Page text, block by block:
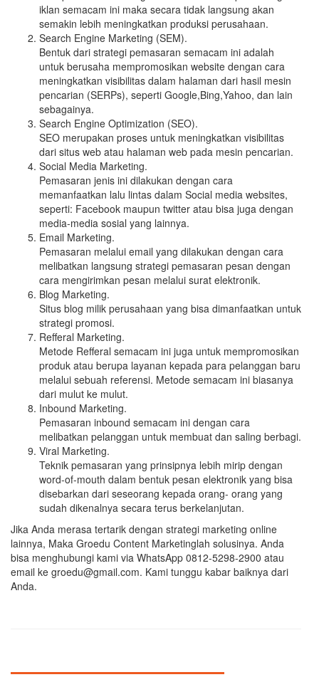
iklan semacam ini maka secara tidak langsung akan
semakin lebih meningkatkan produksi perusahaan.
Search Engine Marketing (SEM).
Bentuk dari strategi pemasaran semacam ini adalah
untuk berusaha mempromosikan website dengan cara
meningkatkan visibilitas dalam halaman dari hasil mesin
pencarian (SERPs), seperti Google,Bing,Yahoo, dan lain
sebagainya.
Search Engine Optimization (SEO).
SEO merupakan proses untuk meningkatkan visibilitas
dari situs web atau halaman web pada mesin pencarian.
Social Media Marketing.
Pemasaran jenis ini dilakukan dengan cara
memanfaatkan lalu lintas dalam Social media websites,
seperti: Facebook maupun twitter atau bisa juga dengan
media-media sosial yang lainnya.
Email Marketing.
Pemasaran melalui email yang dilakukan dengan cara
melibatkan langsung strategi pemasaran pesan dengan
cara mengirimkan pesan melalui surat elektronik.
Blog Marketing.
Situs blog milik perusahaan yang bisa dimanfaatkan untuk
strategi promosi.
Refferal Marketing.
Metode Refferal semacam ini juga untuk mempromosikan
produk atau berupa layanan kepada para pelanggan baru
melalui sebuah referensi. Metode semacam ini biasanya
dari mulut ke mulut.
Inbound Marketing.
Pemasaran inbound semacam ini dengan cara
melibatkan pelanggan untuk membuat dan saling berbagi.
Viral Marketing.
Teknik pemasaran yang prinsipnya lebih mirip dengan
word-of-mouth dalam bentuk pesan elektronik yang bisa
disebarkan dari seseorang kepada orang- orang yang
sudah dikenalnya secara terus berkelanjutan.
Jika Anda merasa tertarik dengan strategi marketing online
lainnya, Maka Groedu Content Marketinglah solusinya. Anda
bisa menghubungi kami via WhatsApp 0812-5298-2900 atau
email ke groedu@gmail.com. Kami tunggu kabar baiknya dari
Anda.